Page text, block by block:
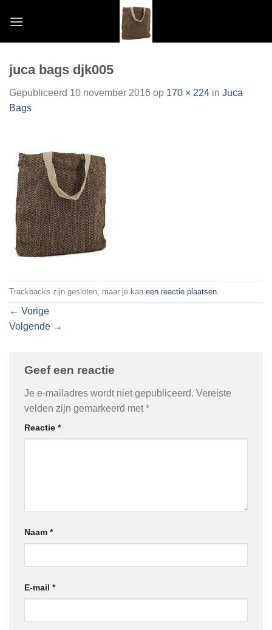
juca bags djk005
Gepubliceerd 10 november 2016 op 170 × 224 in Juca
Bags
Trackbacks zijn gesloten, maar je kan een reactie plaatsen
← Vorige
Volgende →
Geef een reactie
Je e-mailadres wordt niet gepubliceerd. Vereiste
velden zijn gemarkeerd met*
Reactie *
Naam *
E-mail *